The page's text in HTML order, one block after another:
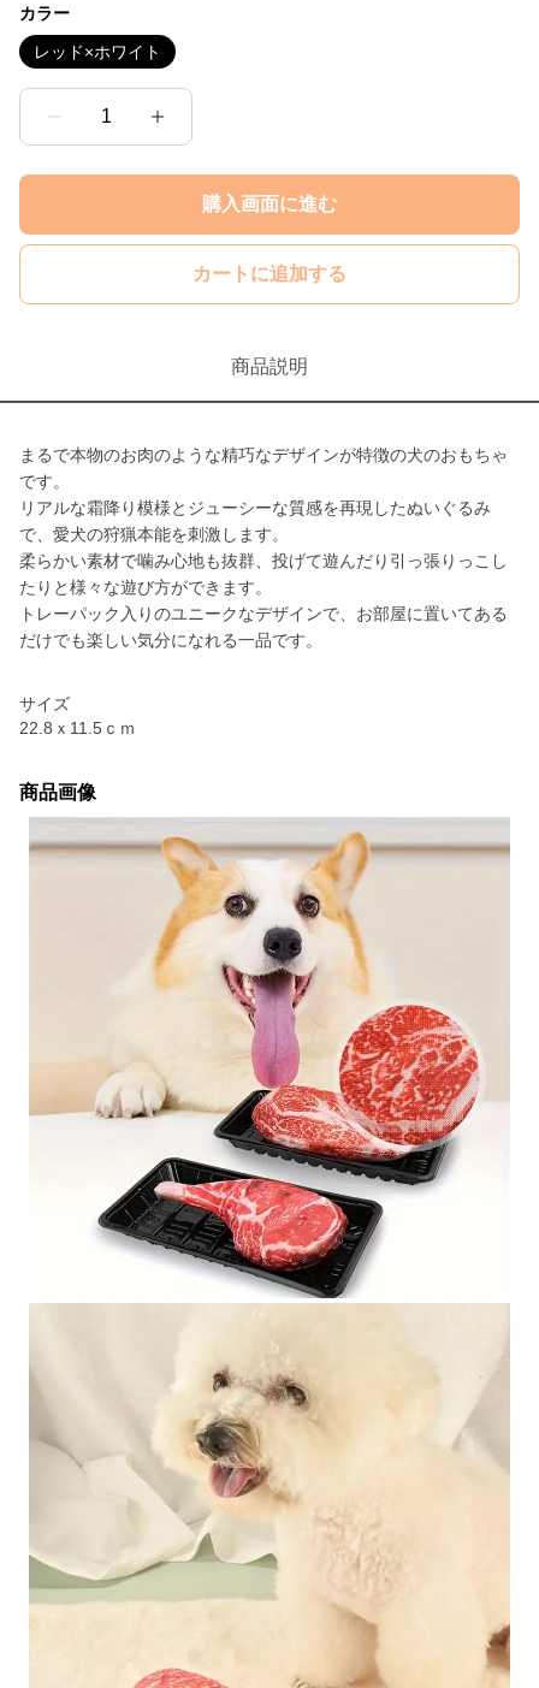
カラー
レッド×ホワイト
1
購入画面に進む
カートに追加する
商品説明
まるで本物のお肉のような精巧なデザインが特徴の犬のおもちゃ
です。
リアルな霜降り模様とジューシーな質感を再現したぬいぐるみ
で、愛犬の狩猟本能を刺激します。
柔らかい素材で噛み心地も抜群、投げて遊んだり引っ張りっこし
たりと様々な遊び方ができます。
トレーパック入りのユニークなデザインで、お部屋に置いてある
だけでも楽しい気分になれる一品です。
サイズ
22.8ｘ11.5ｃｍ
商品画像